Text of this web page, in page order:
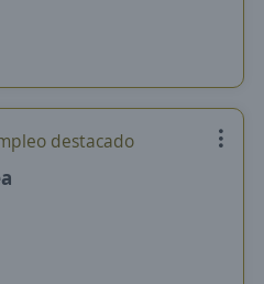
destacado